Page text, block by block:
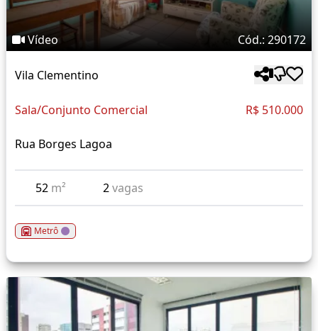
Vídeo Cód.: 290172
Vila Clementino
Sala/Conjunto Comercial R$ 510.000
Rua Borges Lagoa
52 m² 2vagas
Metrô